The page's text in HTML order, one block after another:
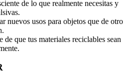
de lo que realmente necesitas y
nuevos usos para objetos que de otro
de que tus materiales reciclables sean